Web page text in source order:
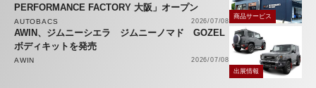
PERFORMANCE FACTORY 大阪」オープン
AUTOBACS 2026/07/08
商品サービス
AWIN、ジムニーシエラ ジムニーノマド GOZEL
ボディキットを発売
AWIN
2026/07/08
出展情報